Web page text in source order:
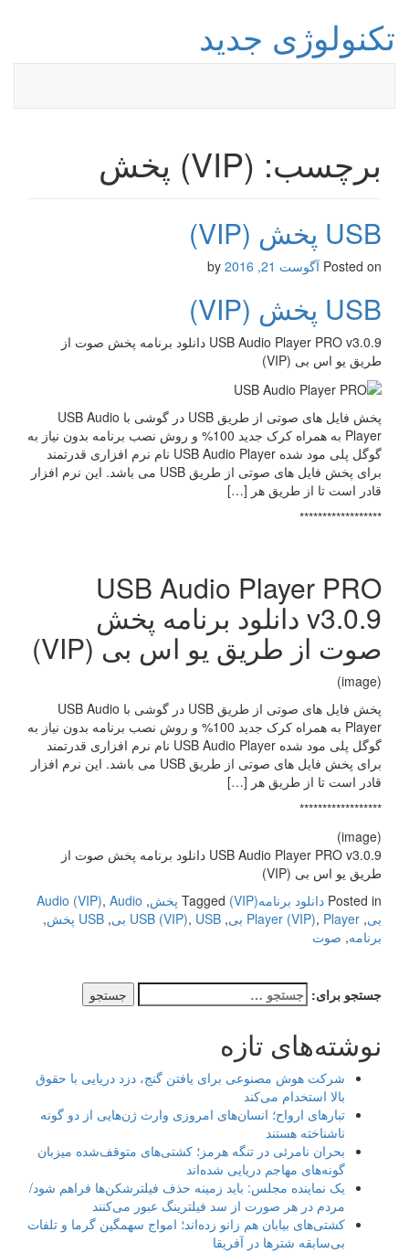
تکنولوژی جدید
برچسب: (VIP) پخش
USB پخش (VIP)
Posted on آگوست 21, 2016
USB پخش (VIP)
USB Audio Player PRO v3.0.9 دانلود برنامه پخش صوت از
طریق یو اس بی (VIP)
پخش فایل های صوتی از طریق USB در گوشی با USB Audio
Player به همراه کرک جدید 100% و روش نصب برنامه بدون نیاز به
گوگل پلی مود شده USB Audio Player نام نرم افزاری قدرتمند
برای پخش فایل های صوتی از طریق USB می باشد. این نرم افزار
قادر است تا از طریق هر […]
******************
USB Audio Player PRO
v3.0.9 دانلود برنامه پخش
صوت از طریق یو اس بی (VIP)
(image)
پخش فایل های صوتی از طریق USB در گوشی با USB Audio
Player به همراه کرک جدید 100% و روش نصب برنامه بدون نیاز به
گوگل پلی مود شده USB Audio Player نام نرم افزاری قدرتمند
برای پخش فایل های صوتی از طریق USB می باشد. این نرم افزار
قادر است تا از طریق هر […]
******************
(image)
USB Audio Player PRO v3.0.9 دانلود برنامه پخش صوت از
طریق یو اس بی (VIP)
Posted in دانلود برنامه Tagged (VIP) پخش ,
Audio (VIP), Audio
بی,
Player (VIP), Player بی ,
USB (VIP), USB بی , USB پخش
,
برنامه, صوت
جستجو برای:
نوشته‌های تازه
شرکت هوش مصنوعی برای یافتن گنج، دزد دریایی با حقوق
بالا استخدام می‌کند
تبارهای ارواح؛ انسان‌های امروزی وارث ژن‌هایی از دو گونه
ناشناخته هستند
بحران نامرئی در تنگه هرمز؛ کشتی‌های متوقف‌شده میزبان
گونه‌های مهاجم دریایی شده‌اند
یک نماینده مجلس: باید زمینه حذف فیلترشکن‌ها فراهم شود/
مردم در هر صورت از سد فیلترینگ عبور می‌کنند
کشتی‌های بیابان هم زانو زده‌اند؛ امواج سهمگین گرما و تلفات
بی‌سابقه شترها در آفریقا